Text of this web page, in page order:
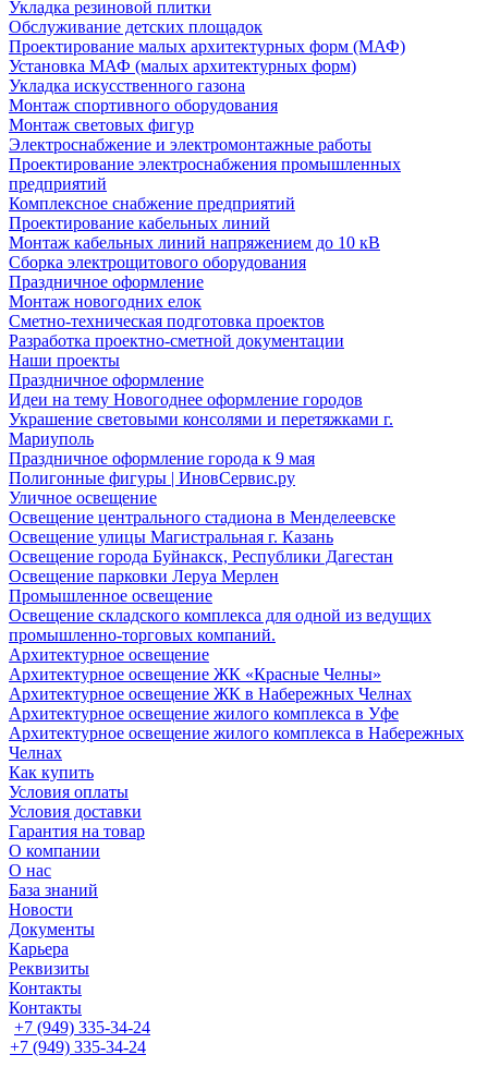
Укладка резиновой плитки
Обслуживание детских площадок
Проектирование малых архитектурных форм (МАФ)
Установка МАФ (малых архитектурных форм)
Укладка искусственного газона
Монтаж спортивного оборудования
Монтаж световых фигур
Электроснабжение и электромонтажные работы
Проектирование электроснабжения промышленных
предприятий
Комплексное снабжение предприятий
Проектирование кабельных линий
Монтаж кабельных линий напряжением до 10 кВ
Сборка электрощитового оборудования
Праздничное оформление
Монтаж новогодних елок
Сметно-техническая подготовка проектов
Разработка проектно-сметной документации
Наши проекты
Праздничное оформление
Идеи на тему Новогоднее оформление городов
Украшение световыми консолями и перетяжками г.
Мариуполь
Праздничное оформление города к 9 мая
Полигонные фигуры | ИновСервис.ру
Уличное освещение
Освещение центрального стадиона в Менделеевске
Освещение улицы Магистральная г. Казань
Освещение города Буйнакск, Республики Дагестан
Освещение парковки Леруа Мерлен
Промышленное освещение
Освещение складского комплекса для одной из ведущих
промышленно-торговых компаний.
Архитектурное освещение
Архитектурное освещение ЖК «Красные Челны»
Архитектурное освещение ЖК в Набережных Челнах
Архитектурное освещение жилого комплекса в Уфе
Архитектурное освещение жилого комплекса в Набережных
Челнах
Как купить
Условия оплаты
Условия доставки
Гарантия на товар
О компании
О нас
База знаний
Новости
Документы
Карьера
Реквизиты
Контакты
Контакты
+7 (949) 335-34-24
+7 (949) 335-34-24